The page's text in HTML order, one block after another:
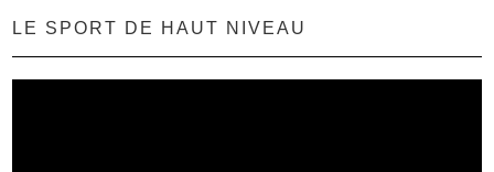
LE SPORT DE HAUT NIVEAU